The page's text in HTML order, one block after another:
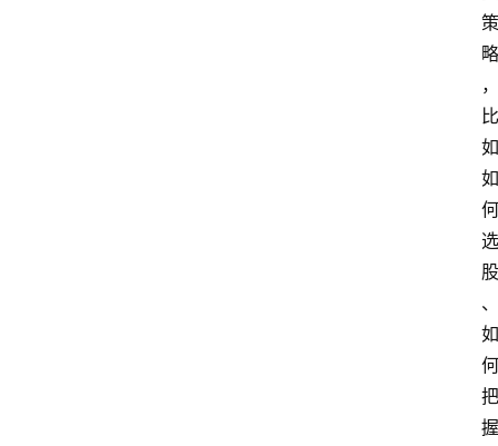
策
略
，
比
如
如
何
选
股
、
如
何
把
握